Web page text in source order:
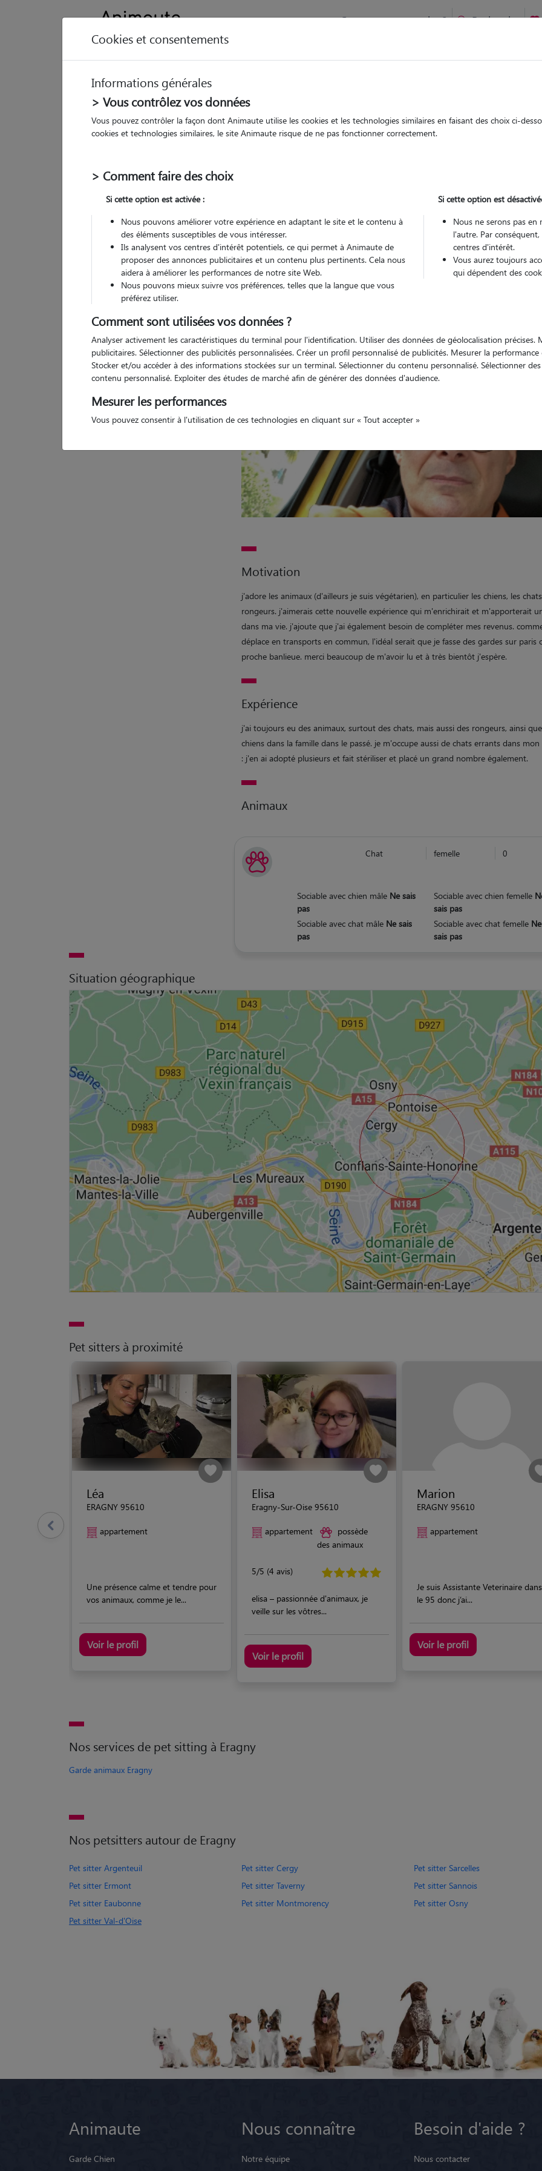
Comment ça marche ? Recherche
Christian
Motivation
j'adore les animaux (d'ailleurs je suis végétarien), en particulier les chiens, les
rongeurs. j'aimerais cette nouvelle expérience qui m'enrichirait et m'apporterait
dans ma vie. j'ajoute que j'ai également besoin de compléter mes revenus.
déplace en transports en commun, l'idéal serait que je fasse des gardes sur paris
proche banlieue. merci beaucoup de m'avoir lu et à très bientôt j'espère.
Expérience
j'ai toujours eu des animaux, surtout des chats, mais aussi des rongeurs, ainsi
chiens dans la famille dans le passé. je m'occupe aussi de chats errants dans
: j'en ai adopté plusieurs et fait stériliser et placé un grand nombre également.
Animaux
Chat femelle 0
Sociable avec chien mâle Ne sais
pas
Sociable avec chien femelle
sais pas
Sociable avec chat mâle Ne sais
pas
Sociable avec chat femelle Ne
sais pas
Situation géographique
Pet sitters à proximité
Léa
ERAGNY 95610
appartement
Une présence calme et tendre pour
vos animaux, comme je le...
Voir le profil
Elisa
Eragny-Sur-Oise 95610
appartement
possède
des animaux
5/5 (4 avis)
elisa – passionnée d'animaux, je
veille sur les vôtres...
Voir le profil
Marion
ERAGNY 95610
appartement
Je suis Assistante Veterinaire dans
le 95 donc j’ai...
Voir le profil
Nos services de pet sitting à Eragny
Garde animaux Eragny
Nos petsitters autour de Eragny
Pet sitter Argenteuil Pet sitter Cergy
Pet sitter Sarcelles
Pet sitter Ermont
Pet sitter Taverny
Pet sitter Sannois
Pet sitter Eaubonne
Pet sitter Montmorency
Pet sitter Osny
Pet sitter Val-d'Oise
Animaute
Garde Chien
Nous connaître
Notre équipe
Besoin d'aide ?
Nous contacter
Cookies et consentements
Informations générales
> Vous contrôlez vos données
Vous pouvez contrôler la façon dont Animaute utilise les cookies et les technologies similaires en faisant des choix ci-
cookies et technologies similaires, le site Animaute risque de ne pas fonctionner correctement.
> Comment faire des choix
Si cette option est activée :
Nous pouvons améliorer votre expérience en adaptant le site et le contenu à
des éléments susceptibles de vous intéresser.
Ils analysent vos centres d'intérêt potentiels, ce qui permet à Animaute de
proposer des annonces publicitaires et un contenu plus pertinents. Cela nous
aidera à améliorer les performances de notre site Web.
Nous pouvons mieux suivre vos préférences, telles que la langue que vous
préférez utiliser.
Si cette option est
Nous ne serons pas en
l'autre. Par
centres d'intérêt.
Vous aurez toujours
qui dépendent des
Comment sont utilisées vos données ?
Analyser activement les caractéristiques du terminal pour l'identification. Utiliser des données de géolocalisation précises.
publicitaires. Sélectionner des publicités personnalisées. Créer un profil personnalisé de publicités. Mesurer la
Stocker et/ou accéder à des informations stockées sur un terminal. Sélectionner du contenu personnalisé. Sélectionner
contenu personnalisé. Exploiter des études de marché afin de générer des données d'audience.
Mesurer les performances
Vous pouvez consentir à l'utilisation de ces technologies en cliquant sur « Tout accepter »